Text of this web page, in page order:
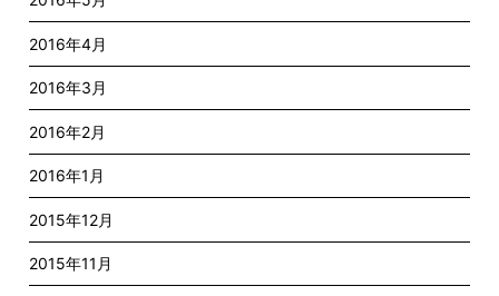
2016年4月
2016年3月
2016年2月
2016年1月
2015年12月
2015年11月